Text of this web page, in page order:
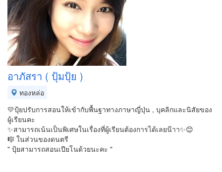
อาภัสรา ( ปุ้มปุ้ย )
ทองหล่อ
💛ปุ้ยปรับการสอนให้เข้ากับพื้นฐาทางภาษาญี่ปุ่น , บุคลิกและนิสัยของ
ผู้เรียนคะ
✨สามารถเน้นเป็นพิเศษในเรื่องที่ผู้เรียนต้องการได้เลยน๊าา✨😊
🎼 ในส่วนของดนตรี
" ปุ้ยสามารถสอนเปียโนด้วยนะคะ "